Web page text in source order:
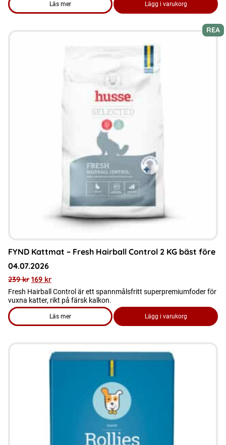
Läs mer
om produkten FYND Hundmat - Puppy 15 kg Utgånget
Lägg i varukorg
REA
FYND Kattmat – Fresh Hairball Control 2 KG bäst före
04.07.2026
239kr 169 kr
Fresh Hairball Control är ett spannmålsfritt superpremiumfoder för
vuxna katter, rikt på färsk kalkon.
Läs mer
om produkten FYND Kattmat - Fresh Hairball Control 2 KG
Lägg i varukorg